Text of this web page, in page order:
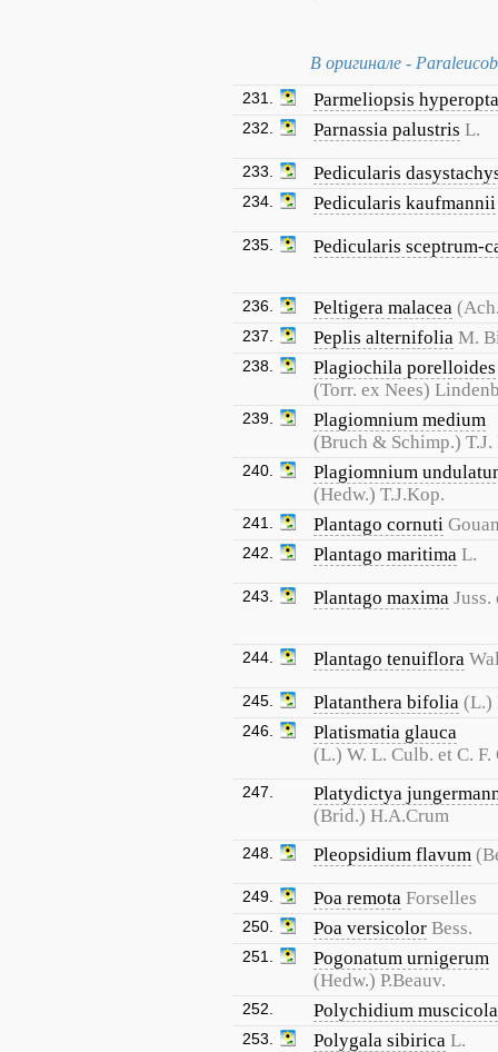
В оригинале -
231. Parmeliopsis hyperopta
232. Parnassia palustris L.
233. Pedicularis
234. Pedicularis kaufmannii
235. Pedicularis sceptrum-
236. Peltigera malacea
237. Peplis alternifolia M.
238.
Plagiochila porelloides
(Torr. ex Nees)
239.
Plagiomnium medium
(Bruch & Schimp.) T.J.
240.
Plagiomnium
(Hedw.) T.J.Kop.
241. Plantago cornuti
242. Plantago maritima L.
243. Plantago maxima Juss.
244. Plantago tenuiflora
245. Platanthera bifolia (L.)
246.
Platismatia glauca
(L.) W. L. Culb. et C. F.
247.
Platydictya
(Brid.) H.A.Crum
248. Pleopsidium flavum
249. Poa remota Forselles
250. Poa versicolor Bess.
251.
Pogonatum urnigerum
(Hedw.) P.Beauv.
252. Polychidium muscicola
253. Polygala sibirica L.